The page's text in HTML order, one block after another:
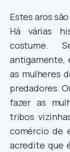
Estes aros
Há várias
costume.
antigamente,
as mulheres
predadores.
fazer as
tribos
comércio de
acredite que